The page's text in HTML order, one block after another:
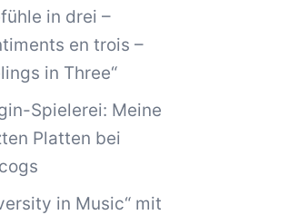
in drei –
en trois –
in Three“
Spielerei: Meine
Platten bei
in Music“ mit